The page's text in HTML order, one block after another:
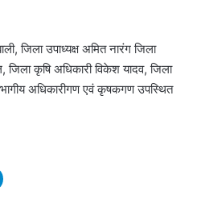
जिला उपाध्यक्ष अमित नारंग जिला
जिला कृषि अधिकारी विकेश यादव, जिला
अधिकारीगण एवं कृषकगण उपस्थित